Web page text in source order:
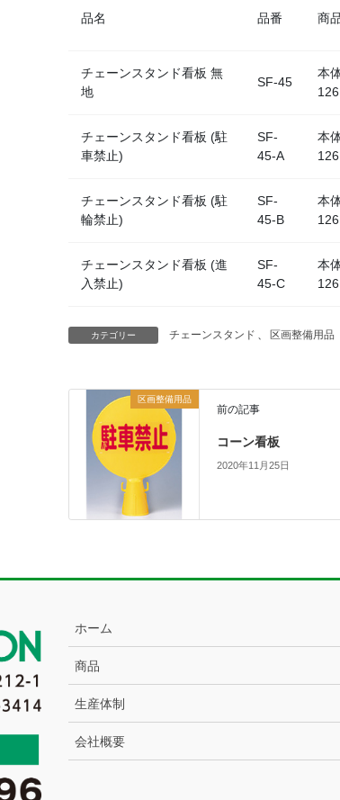
品名 品番 商
チェーンスタンド看板 無
地
SF-45
本
チェーンスタンド看板 (駐
車禁止)
SF-
45-A
本
チェーンスタンド看板 (駐
輪禁止)
SF-
45-B
本
チェーンスタンド看板 (進
入禁止)
SF-
45-C
本
カテゴリー チェーンスタンド 区画整備用品
区画整備用品
前の記事
コーン看板
2020年11月25日
ホーム
商品
生産体制
会社概要